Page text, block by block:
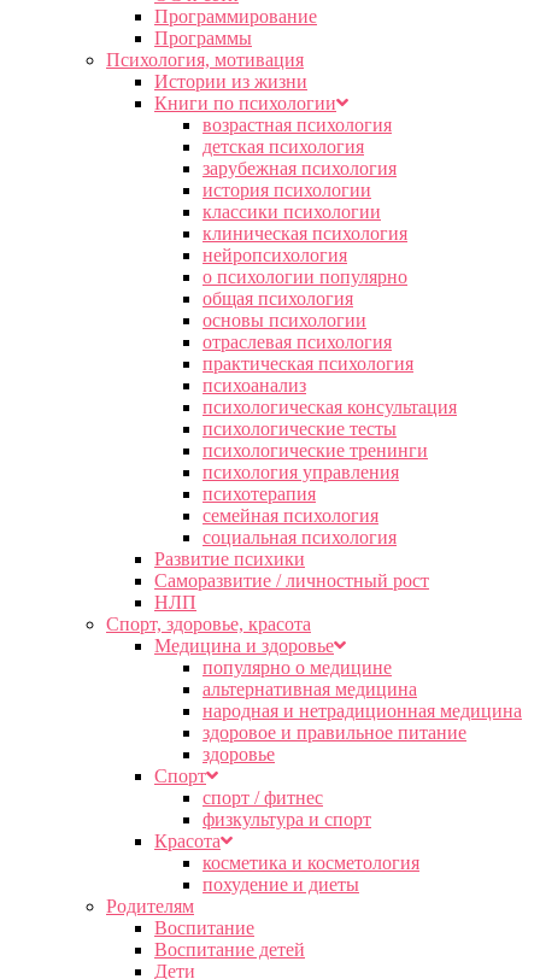
Программирование
Программы
Психология, мотивация
Истории из жизни
Книги по психологии
возрастная психология
детская психология
зарубежная психология
история психологии
классики психологии
клиническая психология
нейропсихология
о психологии популярно
общая психология
основы психологии
отраслевая психология
практическая психология
психоанализ
психологическая консультация
психологические тесты
психологические тренинги
психология управления
психотерапия
семейная психология
социальная психология
Развитие психики
Саморазвитие / личностный рост
НЛП
Спорт, здоровье, красота
Медицина и здоровье
популярно о медицине
альтернативная медицина
народная и нетрадиционная медицина
здоровое и правильное питание
здоровье
Спорт
спорт / фитнес
физкультура и спорт
Красота
косметика и косметология
похудение и диеты
Родителям
Воспитание
Воспитание детей
Дети